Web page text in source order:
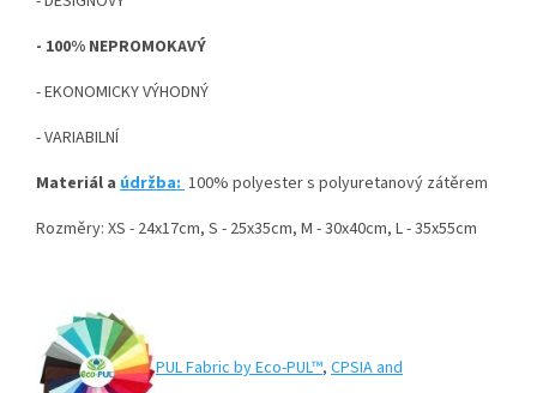
- 100% NEPROMOKAVÝ
- EKONOMICKY VÝHODNÝ
- VARIABILNÍ
Materiál a údržba:100% polyester s polyuretanový zátěrem
Rozměry: XS - 24x17cm, S - 25x35cm, M - 30x40cm, L - 35x55cm
PUL Fabric by Eco-PUL™, CPSIA and